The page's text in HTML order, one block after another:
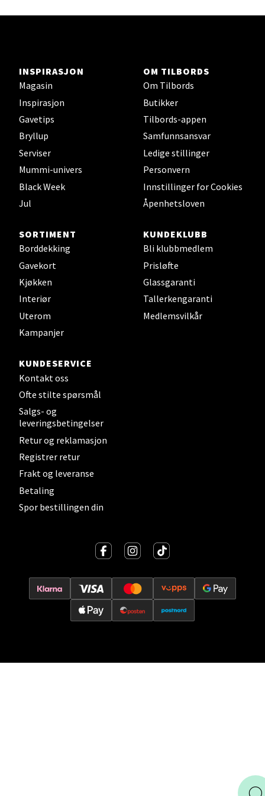
INSPIRASJON
Magasin
Inspirasjon
Gavetips
Bryllup
Serviser
Mummi-univers
Black Week
Jul
OM TILBORDS
Om Tilbords
Butikker
Tilbords-appen
Samfunnsansvar
Ledige stillinger
Personvern
Innstillinger for Cookies
Åpenhetsloven
SORTIMENT
Borddekking
Gavekort
Kjøkken
Interiør
Uterom
Kampanjer
KUNDEKLUBB
Bli klubbmedlem
Prisløfte
Glassgaranti
Tallerkengaranti
Medlemsvilkår
KUNDESERVICE
Kontakt oss
Ofte stilte spørsmål
Salgs- og
leveringsbetingelser
Retur og reklamasjon
Registrer retur
Frakt og leveranse
Betaling
Spor bestillingen din
Orkanger - Thon Senter Orkanger
Thon Senter Orkanger, Orkdalsveien 113, 7300
Orkanger
Åpent i dag 09-20
0 i butikk
Sandvika - Thon Senter Sandvika
Brodtkorbsgate 7, 1338 Sandvika
Åpent i dag 10-21
Bergen - Thon Senter Sartor
Sartorvegen 12, 5353 Straume
Åpent i dag 10-21
0 i butikk
Falkenborgveien 5, 7044 Trondheim
0 i butikk